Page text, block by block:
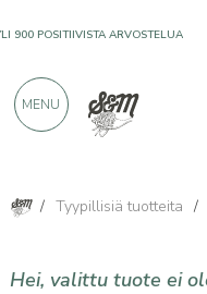
/ Tyypillisiä tuotteita /
Hei, valittu tuote ei
900 POSITIIVISTA ARVOSTELUA
MENU